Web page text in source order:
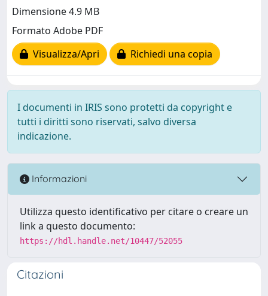
Dimensione 4.9 MB
Formato Adobe PDF
Visualizza/Apri
Richiedi una copia
I documenti in IRIS sono protetti da copyright e
tutti i diritti sono riservati, salvo diversa
indicazione.
Informazioni
Utilizza questo identificativo per citare o creare un
link a questo documento:
https://hdl.handle.net/10447/52055
Citazioni